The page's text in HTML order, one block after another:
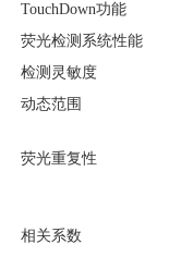
TouchDown功能
荧光检测系统性能
检测灵敏度
动态范围
荧光重复性
相关系数